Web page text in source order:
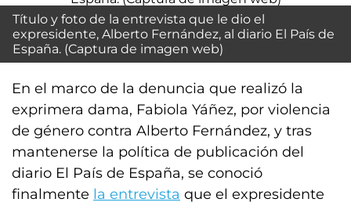
Título y foto de la entrevista que le dio el
expresidente, Alberto Fernández, al diario El País de
España. (Captura de imagen web)
En el marco de la denuncia que realizó la
exprimera dama, Fabiola Yáñez, por violencia
de género contra Alberto Fernández, y tras
mantenerse la política de publicación del
diario El País de España, se conoció
finalmente la entrevista que el expresidente